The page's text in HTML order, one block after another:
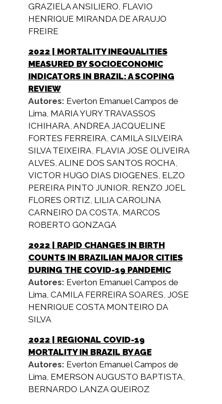
GRAZIELA ANSILIERO, FLAVIO
HENRIQUE MIRANDA DE ARAUJO
FREIRE
2022 | MORTALITY INEQUALITIES
MEASURED BY SOCIOECONOMIC
INDICATORS IN BRAZIL: A SCOPING
REVIEW
Autores: Everton Emanuel Campos de
Lima, MARIA YURY TRAVASSOS
ICHIHARA, ANDREA JACQUELINE
FORTES FERREIRA, CAMILA SILVEIRA
SILVA TEIXEIRA, FLAVIA JOSE OLIVEIRA
ALVES, ALINE DOS SANTOS ROCHA,
VICTOR HUGO DIAS DIOGENES, ELZO
PEREIRA PINTO JUNIOR, RENZO JOEL
FLORES ORTIZ, LILIA CAROLINA
CARNEIRO DA COSTA, MARCOS
ROBERTO GONZAGA
2022 | RAPID CHANGES IN BIRTH
COUNTS IN BRAZILIAN MAJOR CITIES
DURING THE COVID-19 PANDEMIC
Autores: Everton Emanuel Campos de
Lima, CAMILA FERREIRA SOARES, JOSE
HENRIQUE COSTA MONTEIRO DA
SILVA
2022 | REGIONAL COVID-19
MORTALITY IN BRAZIL BY AGE
Autores: Everton Emanuel Campos de
Lima, EMERSON AUGUSTO BAPTISTA,
BERNARDO LANZA QUEIROZ